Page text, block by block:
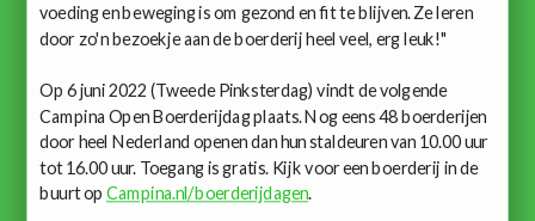
voeding en beweging is om gezond en fit te blijven. Ze leren
door zo'n bezoekje aan de boerderij heel veel, erg leuk!"
Op 6 juni 2022 (Tweede Pinksterdag) vindt de volgende
Campina Open Boerderijdag plaats. Nog eens 48 boerderijen
door heel Nederland openen dan hun staldeuren van 10.00 uur
tot 16.00 uur. Toegang is gratis. Kijk voor een boerderij in de
buurt op Campina.nl/boerderijdagen.